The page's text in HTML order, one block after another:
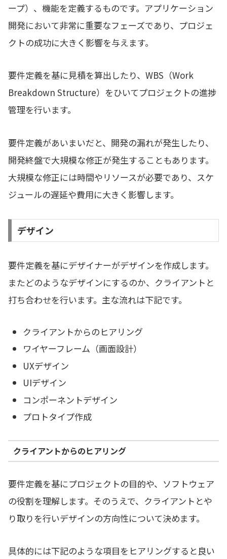
ープ）、機能を定義するものです。アプリケーション
開発において非常に重要なフェーズであり、プロジェ
クトの成功に大きく影響を与えます。
要件定義を基に見積を算出したり、WBS（Work
Breakdown Structure）をひいてプロジェクトの進捗
管理を行います。
要件定義があいまいだと、開発の漏れが発生したり、
開発終盤で大規模な修正が発生することもあります。
大規模な修正には時間やリソースが必要であり、スケ
ジュールの遅延や費用に大きく影響します。
デザイン
要件定義を基にデザイナーがデザインを作成します。
またどのようなデザインにするのか、クライアントと
打ち合わせを行います。主な流れは下記です。
クライアントからのヒアリング
ワイヤーフレーム（画面設計）
UXデザイン
UIデザイン
コンポーネントデザイン
プロトタイプ作成
クライアントからのヒアリング
要件定義を基にプロジェクトの目的や、ソフトウェア
の役割を理解します。そのうえで、クライアントとや
り取りを行いデザインの方向性について決めます。
具体的には下記のような項目をヒアリングすると良い